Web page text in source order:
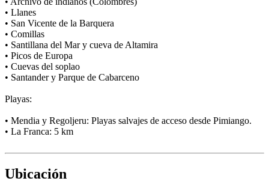
• Llanes
• San Vicente de la Barquera
• Comillas
• Santillana del Mar y cueva de Altamira
• Picos de Europa
• Cuevas del soplao
• Santander y Parque de Cabarceno
Playas:
• Mendia y Regoljeru: Playas salvajes de acceso desde Pimiango.
• La Franca: 5 km
Ubicación